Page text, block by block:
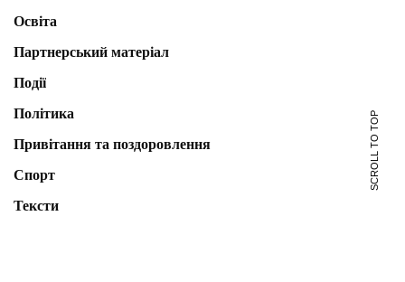
Освіта
Партнерський матеріал
Події
Політика
Привітання та поздоровлення
Спорт
Тексти
SCROLL TO TOP